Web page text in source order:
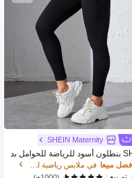
SHEIN Maternity
SHEIN بنطلون أسود للرياضة للحوامل بد